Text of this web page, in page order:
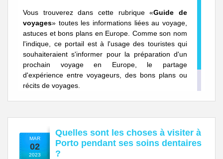
Vous trouverez dans cette rubrique «Guide de
voyages» toutes les informations liées au voyage,
astuces et bons plans en Europe. Comme son nom
l'indique, ce portail est à l'usage des touristes qui
souhaiteraient s'informer pour la préparation d'un
prochain voyage en Europe, le partage
d'expérience entre voyageurs, des bons plans ou
récits de voyages.
MAR
02
2023
Quelles sont les choses à visiter à
Porto pendant ses soins dentaires
?